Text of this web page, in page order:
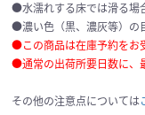
●水濡れする床では滑る場
●濃い色（黒、濃灰等）の
●この商品は在庫予約をお
●通常の出荷所要日数に、
その他の注意点については